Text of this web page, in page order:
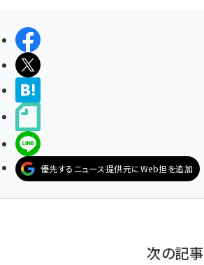
シェアする
ポストする
LINEで送る
優先するニュース提供元にWeb担を追加
次の記事